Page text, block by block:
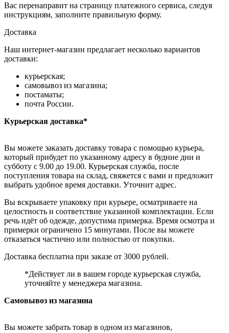
Вас перенаправит на страницу платежного сервиса, следуя
инструкциям, заполните правильную форму.
Доставка
Наш интернет-магазин предлагает несколько вариантов
доставки:
курьерская;
самовывоз из магазина;
постаматы;
почта России.
Курьерская доставка*
Вы можете заказать доставку товара с помощью курьера,
который прибудет по указанному адресу в будние дни и
субботу с 9.00 до 19.00. Курьерская служба, после
поступления товара на склад, свяжется с вами и предложит
выбрать удобное время доставки. Уточнит адрес.
Вы вскрываете упаковку при курьере, осматриваете на
целостность и соответствие указанной комплектации. Если
речь идёт об одежде, допустима примерка. Время осмотра и
примерки ограничено 15 минутами. После вы можете
отказаться частично или полностью от покупки.
Доставка бесплатна при заказе от 3000 рублей.
*Действует ли в вашем городе курьерская служба,
уточняйте у менеджера магазина.
Самовывоз из магазина
Вы можете забрать товар в одном из магазинов,